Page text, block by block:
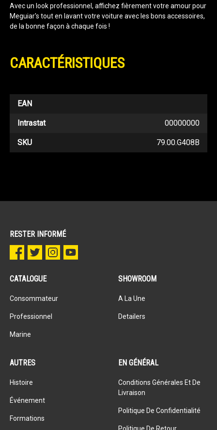
Avec un look professionnel, affichez fièrement votre amour pour
Meguiar's tout en lavant votre voiture avec les bons accessoires,
de la bonne façon à chaque fois !
CARACTÉRISTIQUES
EAN
Intrastat 00000000
SKU 79.00.G408B
RESTER INFORMÉ
CATALOGUE
Consommateur
Professionnel
Marine
SHOWROOM
A La Une
Detailers
AUTRES
Histoire
Événement
Formations
EN GÉNÉRAL
Conditions Générales Et De
Livraison
Politique De Confidentialité